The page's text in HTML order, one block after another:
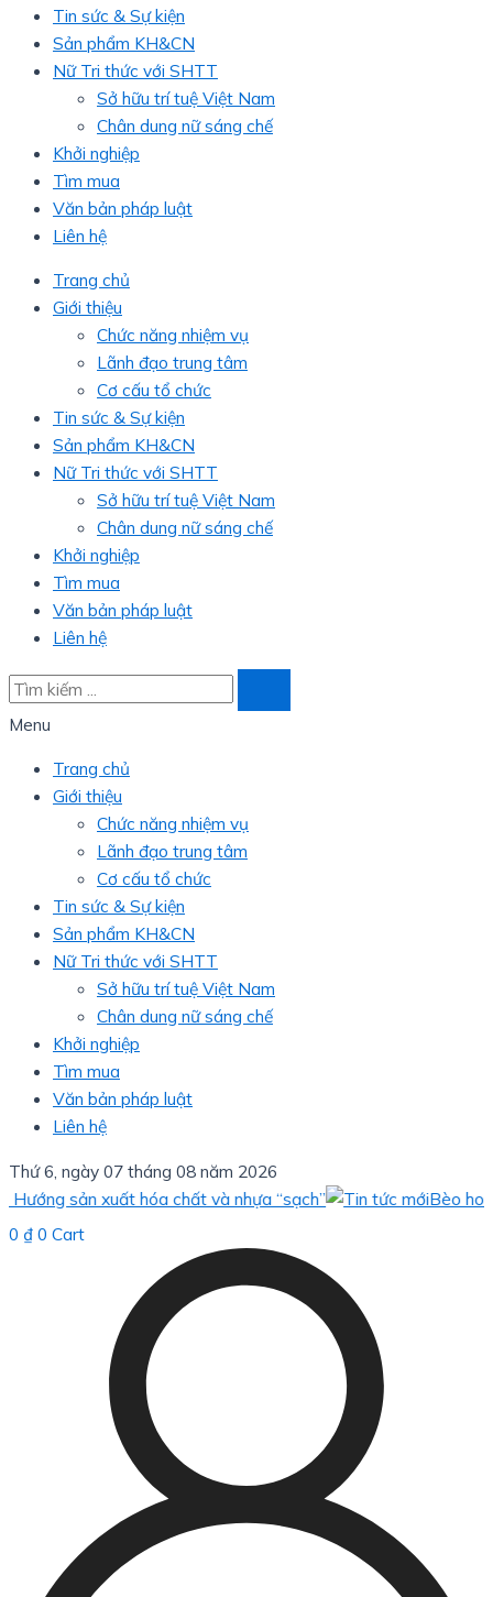
Tin sức & Sự kiện
Sản phẩm KH&CN
Nữ Tri thức với SHTT
Sở hữu trí tuệ Việt Nam
Chân dung nữ sáng chế
Khởi nghiệp
Tìm mua
Văn bản pháp luật
Liên hệ
Trang chủ
Giới thiệu
Chức năng nhiệm vụ
Lãnh đạo trung tâm
Cơ cấu tổ chức
Tin sức & Sự kiện
Sản phẩm KH&CN
Nữ Tri thức với SHTT
Sở hữu trí tuệ Việt Nam
Chân dung nữ sáng chế
Khởi nghiệp
Tìm mua
Văn bản pháp luật
Liên hệ
Menu
Trang chủ
Giới thiệu
Chức năng nhiệm vụ
Lãnh đạo trung tâm
Cơ cấu tổ chức
Tin sức & Sự kiện
Sản phẩm KH&CN
Nữ Tri thức với SHTT
Sở hữu trí tuệ Việt Nam
Chân dung nữ sáng chế
Khởi nghiệp
Tìm mua
Văn bản pháp luật
Liên hệ
Thứ 6, ngày 07 tháng 08 năm 2026
xuất hóa chất và nhựa “sạch”
Bèo hoa dâu:
0 ₫ 0 Cart